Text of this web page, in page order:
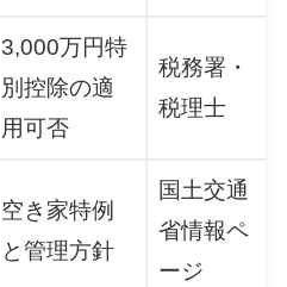
3,000万円特
別控除の適
用可否
税務署・
税理士
空き家特例
と管理方針
国土交通
省情報ペ
ージ